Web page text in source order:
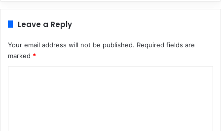
Leave a Reply
Your email address will not be published. Required fields are
marked *